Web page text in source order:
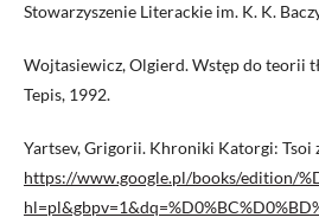
Stowarzyszenie Literackie im. K. K.
Wojtasiewicz, Olgierd. Wstęp do teorii
Tepis, 1992.
Yartsev, Grigorii. Khroniki Katorgi: Tsoi
https://www.google.pl/books/edition/